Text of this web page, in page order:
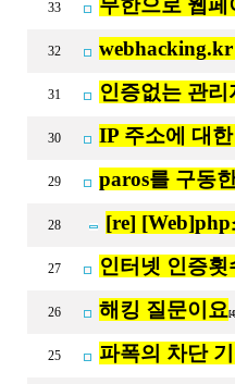
33 무한으로 웹페
32
31 인증없는 관
30 IP 주소에 대
29 paros를 구동
28 [re]
27 인터넷 인증횟
26 해킹 질문이요[4]
25 파폭의 차단